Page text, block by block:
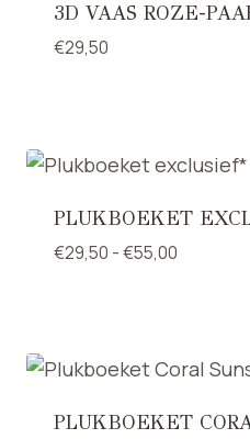
3D VAAS ROZE-
€29,50
PLUKBOEKET
€29,50 -€55,00
PLUKBOEKET